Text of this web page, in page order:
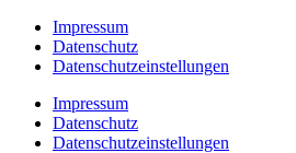
Impressum
Datenschutz
Datenschutzeinstellungen
Impressum
Datenschutz
Datenschutzeinstellungen